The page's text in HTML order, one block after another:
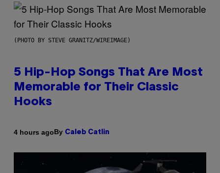
(PHOTO BY STEVE GRANITZ/WIREIMAGE)
5 Hip-Hop Songs That Are Most
Memorable for Their Classic
Hooks
4 hours agoBy Caleb Catlin